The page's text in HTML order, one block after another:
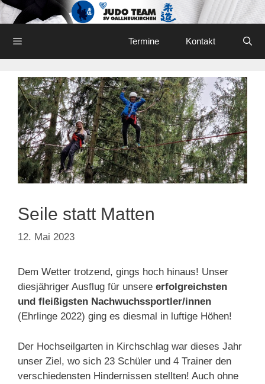
Skip
to
content
Termine Kontakt
Seile statt Matten
12. Mai 2023
Dem Wetter trotzend, gings hoch hinaus! Unser
diesjähriger Ausflug für unsere erfolgreichsten
und fleißigsten Nachwuchssportler/innen
(Ehrlinge 2022) ging es diesmal in luftige Höhen!
Der Hochseilgarten in Kirchschlag war dieses Jahr
unser Ziel, wo sich 23 Schüler und 4 Trainer den
verschiedensten Hindernissen stellten! Auch ohne